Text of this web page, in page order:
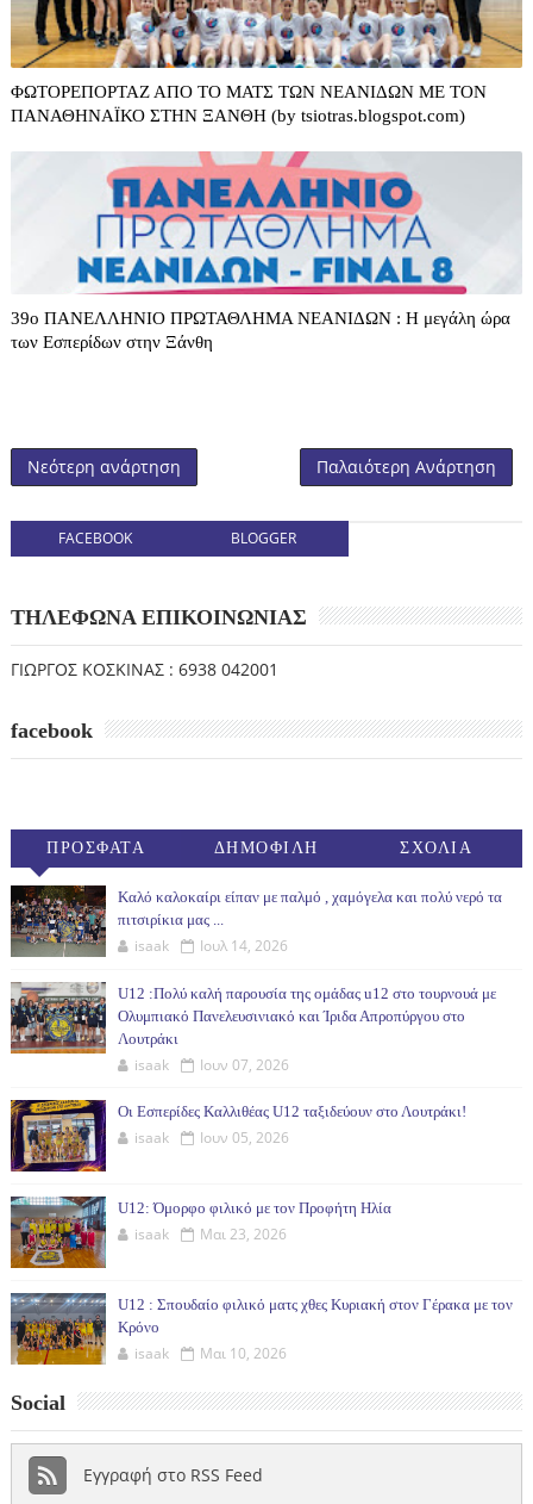
ΦΩΤΟΡΕΠΟΡΤΑΖ ΑΠΟ ΤΟ ΜΑΤΣ ΤΩΝ ΝΕΑΝΙΔΩΝ ΜΕ ΤΟΝ
ΠΑΝΑΘΗΝΑΪΚΟ ΣΤΗΝ ΞΑΝΘΗ (by tsiotras.blogspot.com)
39o ΠΑΝΕΛΛΗΝΙΟ ΠΡΩΤΑΘΛΗΜΑ ΝΕΑΝΙΔΩΝ : Η μεγάλη ώρα
των Εσπερίδων στην Ξάνθη
Νεότερη ανάρτηση Παλαιότερη Ανάρτηση
FACEBOOK BLOGGER
ΤΗΛΕΦΩΝΑ ΕΠΙΚΟΙΝΩΝΙΑΣ
ΓΙΩΡΓΟΣ ΚΟΣΚΙΝΑΣ : 6938 042001
facebook
ΠΡΟΣΦΑΤΑ ΔΗΜΟΦΙΛΗ ΣΧΟΛΙΑ
Καλό καλοκαίρι είπαν με παλμό , χαμόγελα και πολύ νερό τα
πιτσιρίκια μας ...
isaak Ιουλ 14, 2026
U12 :Πολύ καλή παρουσία της ομάδας u12 στο τουρνουά με
Ολυμπιακό Πανελευσινιακό και Ίριδα Απροπύργου στο
Λουτράκι
isaak Ιουν 07, 2026
Οι Εσπερίδες Καλλιθέας U12 ταξιδεύουν στο Λουτράκι!
isaak Ιουν 05, 2026
U12: Όμορφο φιλικό με τον Προφήτη Ηλία
isaak Μαι 23, 2026
U12 : Σπουδαίο φιλικό ματς χθες Κυριακή στον Γέρακα με τον
Κρόνο
isaak Μαι 10, 2026
Social
Εγγραφή στο RSS Feed